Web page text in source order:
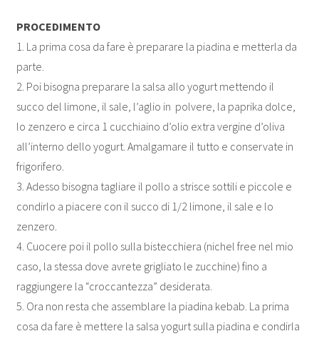
PROCEDIMENTO
1. La prima cosa da fare è preparare la piadina e metterla da
parte.
2. Poi bisogna preparare la salsa allo yogurt mettendo il
succo del limone, il sale, l’aglio in polvere, la paprika dolce,
lo zenzero e circa 1 cucchiaino d’olio extra vergine d’oliva
all’interno dello yogurt. Amalgamare il tutto e conservate in
frigorifero.
3. Adesso bisogna tagliare il pollo a strisce sottili e piccole e
condirlo a piacere con il succo di 1/2 limone, il sale e lo
zenzero.
4. Cuocere poi il pollo sulla bistecchiera (nichel free nel mio
caso, la stessa dove avrete grigliato le zucchine) fino a
raggiungere la “croccantezza” desiderata.
5. Ora non resta che assemblare la piadina kebab. La prima
cosa da fare è mettere la salsa yogurt sulla piadina e condirla